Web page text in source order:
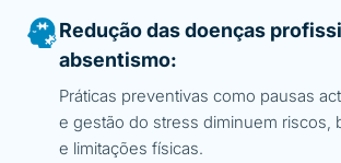
Redução das doenças
absentismo:
Práticas preventivas como pausas
e gestão do stress diminuem riscos,
e limitações físicas.